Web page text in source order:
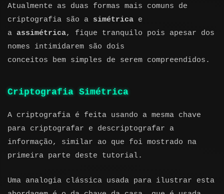
Atualmente as duas formas mais comuns de
criptografia são a simétrica e
a assimétrica, fique tranquilo pois apesar dos
nomes intimidarem são dois
conceitos bem simples de serem compreendidos.
Criptografia Simétrica
A criptografia é feita usando a mesma chave
para criptografar e descriptografar a
informação, similar ao que foi mostrado na
primeira parte deste tutorial.
Uma analogia clássica usada para ilustrar esta